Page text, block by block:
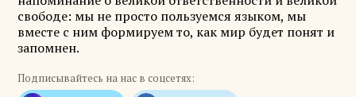
свободе: мы не просто пользуемся языком, мы
вместе с ним формируем то, как мир будет понят и
запомнен.
Подписывайтесь на нас в соцсетях: